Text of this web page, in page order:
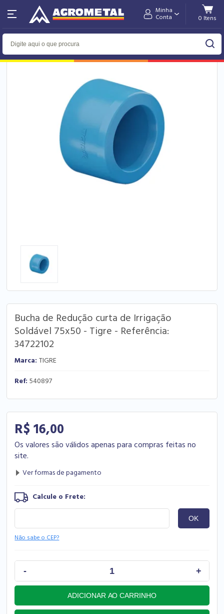
Minha
Conta
Home Hidráulica
Bucha de Redução curta de Irrigação
Soldável 75x50 - Tigre - Referência:
34722102
Marca:TIGRE
Ref:540897
R$ 16,00
Os valores são válidos apenas para compras feitas no
site.
Não sabe o CEP?